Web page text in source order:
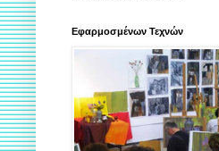
Εφαρμοσμένων Τεχνών